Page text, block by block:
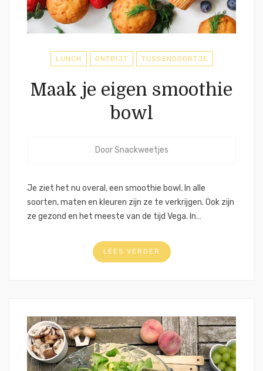
LUNCH ONTBIJT TUSSENDOORTJE
Maak je eigen smoothie
bowl
DoorSnackweetjes
Je ziet het nu overal, een smoothie bowl. In alle
soorten, maten en kleuren zijn ze te verkrijgen. Ook zijn
ze gezond en het meeste van de tijd Vega. In…
LEES VERDER